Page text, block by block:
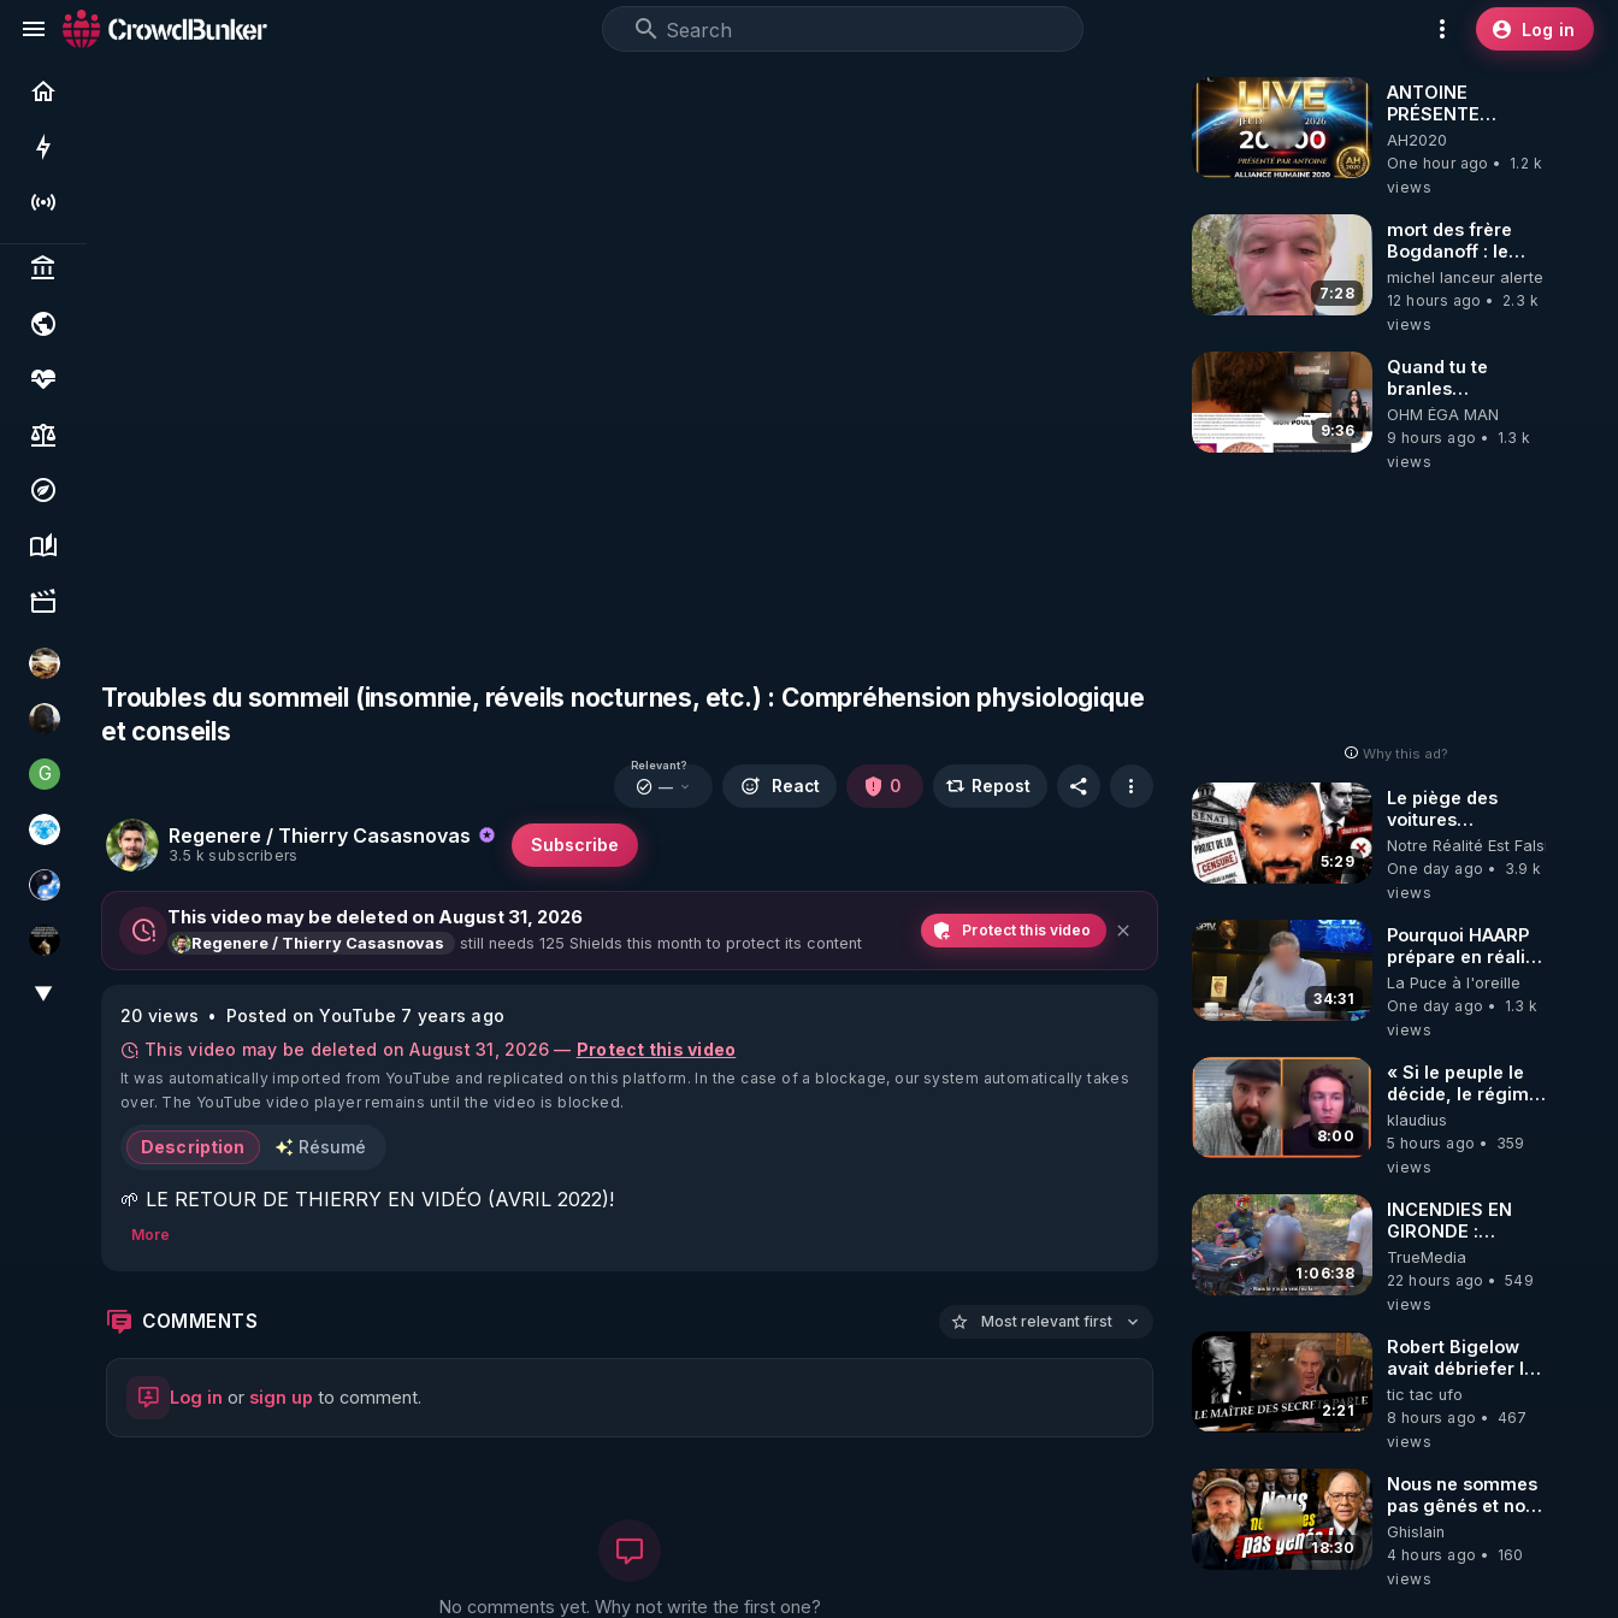
Log in
Live
Politics & institutions
Society, justice & freedoms
Economy, environment & technology
Science, history & spirituality
Culture, media & entertainment
patatrak
TrueMedia
G Generousbear
A.D.N.M
Chercheur de vérité
Infos et vérité
▼
Troubles du sommeil (insomnie, réveils nocturnes, etc.) : Compréhension physiologique
et conseils
Regenere / Thierry Casasnovas
3.5 k subscribers
Subscribe
Relevant?
— React 0 Repost
This video may be deleted on August 31, 2026
Regenere / Thierry Casasnovas still needs 125 Shields this month to protect its content
Protect this video
20 views
Posted on YouTube 7 years ago
This video may be deleted on August 31, 2026 — Protect this video
It was automatically imported from YouTube and replicated on this platform. In the case of a blockage, our system automatically takes
over. The YouTube video player remains until the video is blocked.
Description Résumé
🌱 LE RETOUR DE THIERRY EN VIDÉO (AVRIL 2022)!
🌱 LE MAGAZINE RÉGÉNÈRE
http://rgnr.li/ymag
More
COMMENTS Most relevant first
Log in or sign up to comment.
No comments yet. Why not write the first one?
ANTOINE
PRÉSENTE
AH2020 LE LIVE
20H ***DU
06/08/2026***
AH2020
One hour ago
1.2 k
views
7:28
mort des frère
Bogdanoff : le
mensonge d état
michel lanceur alerte
12 hours ago
2.3 k
views
9:36
Quand tu te
branles
bonhomme tu
émets des ondes
ils ont juste omis
OHM ÉGA MAN
9 hours ago
1.3 k
views
Why this ad?
5:29
Le piège des
voitures
électriques se
referme sur les
usagers !
Notre Réalité Est Falsifiée Et
One day ago
3.9 k
views
34:31
Pourquoi HAARP
prépare en réalité
un CHAOS
climatique, on
répond
La Puce à l'oreille
One day ago
1.3 k
views
8:00
« Si le peuple le
décide, le régime
peut tomber
demain ! »
klaudius
5 hours ago
359
views
1:06:38
INCENDIES EN
GIRONDE :
L'HISTOIRE DE
CEUX QUI SONT
RESTÉS
TrueMedia
22 hours ago
549
views
2:21
Robert Bigelow
avait débriefer le
pédophile
génocidaire de
donald j trump
tic tac ufo
8 hours ago
467
views
18:30
Nous ne sommes
pas gênés et nous
n’avons pas
besoin de nous
excuser ! #jw
Ghislain
4 hours ago
160
views